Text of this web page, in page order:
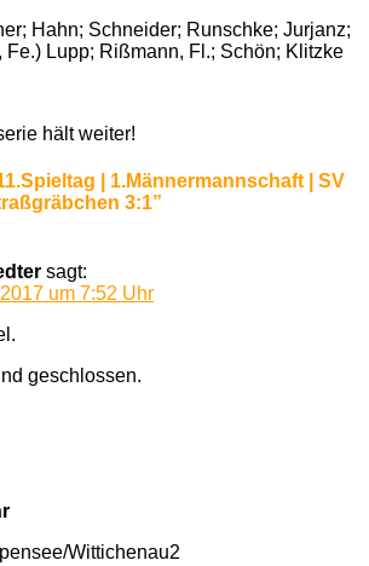
Hahn; Schneider; Runschke; Jurjanz;
Fe.) Lupp; Rißmann, Fl.; Schön; Klitzke
hält weiter!
| 1.Männermannschaft | SV
3:1”
sagt:
um 7:52 Uhr
geschlossen.
Wittichenau2